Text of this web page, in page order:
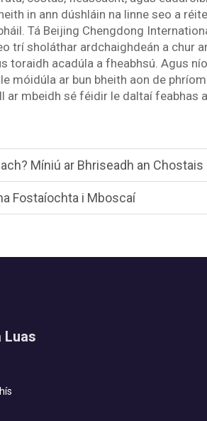
in ann dúshláin na linne seo a
Tá Beijing Chengdong
trí sholáthar ardchaighdeán a chur
toraidh acadúla a fheabhsú. Agus
móidúla ar bun bheith aon de
mbeidh sé féidir le daltaí feabhas
Míniú ar Bhriseadh an Chostais
Fostaíochta i Mboscaí
Luas